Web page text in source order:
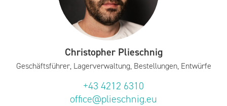
Christopher Plieschnig
Geschäftsführer, Lagerverwaltung, Bestellungen, Entwürfe
+43 4212 6310
office@plieschnig.eu